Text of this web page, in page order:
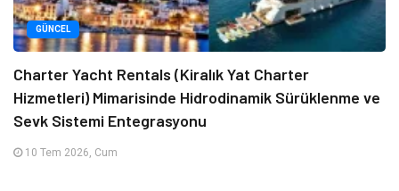
GÜNCEL
Charter Yacht Rentals (Kiralık Yat Charter
Hizmetleri) Mimarisinde Hidrodinamik Sürüklenme ve
Sevk Sistemi Entegrasyonu
10 Tem 2026, Cum